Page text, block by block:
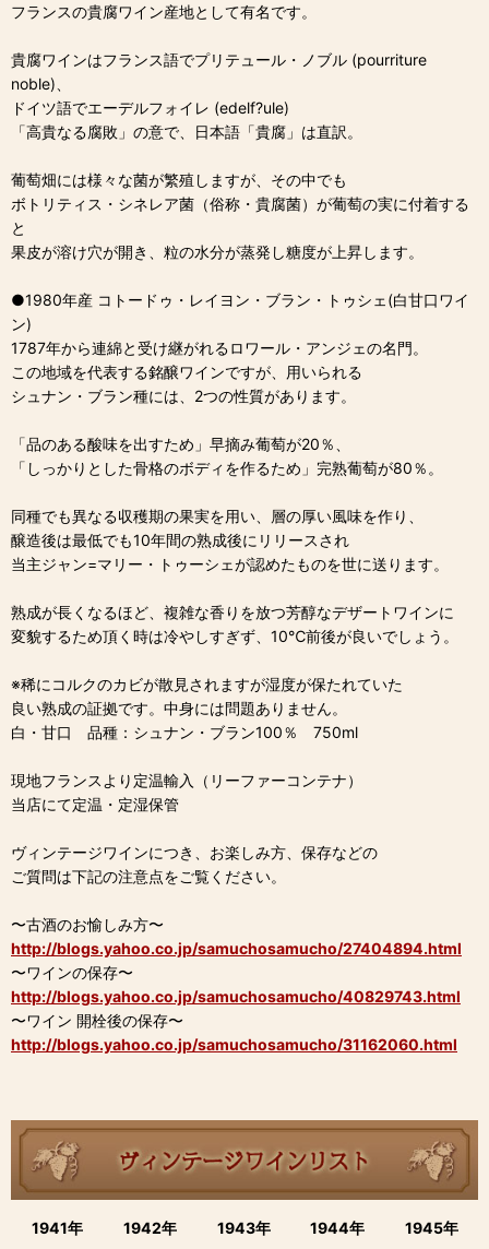
フランスの貴腐ワイン産地として有名です。
貴腐ワインはフランス語でプリテュール・ノブル (pourriture
noble)、
ドイツ語でエーデルフォイレ (edelf?ule)
「高貴なる腐敗」の意で、日本語「貴腐」は直訳。
葡萄畑には様々な菌が繁殖しますが、その中でも
ボトリティス・シネレア菌（俗称・貴腐菌）が葡萄の実に付着する
と
果皮が溶け穴が開き、粒の水分が蒸発し糖度が上昇します。
●1980年産 コトードゥ・レイヨン・ブラン・トゥシェ(白甘口ワイ
ン)
1787年から連綿と受け継がれるロワール・アンジェの名門。
この地域を代表する銘醸ワインですが、用いられる
シュナン・ブラン種には、2つの性質があります。
「品のある酸味を出すため」早摘み葡萄が20％、
「しっかりとした骨格のボディを作るため」完熟葡萄が80％。
同種でも異なる収穫期の果実を用い、層の厚い風味を作り、
醸造後は最低でも10年間の熟成後にリリースされ
当主ジャン=マリー・トゥーシェが認めたものを世に送ります。
熟成が長くなるほど、複雑な香りを放つ芳醇なデザートワインに
変貌するため頂く時は冷やしすぎず、10℃前後が良いでしょう。
※稀にコルクのカビが散見されますが湿度が保たれていた
良い熟成の証拠です。中身には問題ありません。
白・甘口 品種：シュナン・ブラン100％ 750ml
現地フランスより定温輸入（リーファーコンテナ）
当店にて定温・定湿保管
ヴィンテージワインにつき、お楽しみ方、保存などの
ご質問は下記の注意点をご覧ください。
〜古酒のお愉しみ方〜
http://blogs.yahoo.co.jp/samuchosamucho/27404894.html
〜ワインの保存〜
http://blogs.yahoo.co.jp/samuchosamucho/40829743.html
〜ワイン 開栓後の保存〜
http://blogs.yahoo.co.jp/samuchosamucho/31162060.html
1941年 1942年 1943年 1944年 1945年